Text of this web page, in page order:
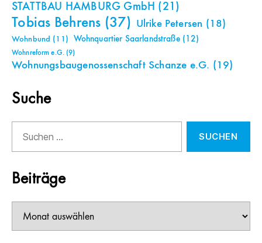
STATTBAU HAMBURG GmbH (21)
Tobias Behrens (37) Ulrike Petersen (18)
Wohnbund (11) Wohnquartier Saarlandstraße(12)
Wohnreform e.G.(9)
Wohnungsbaugenossenschaft Schanze e.G. (19)
Suche
nach:
Beiträge